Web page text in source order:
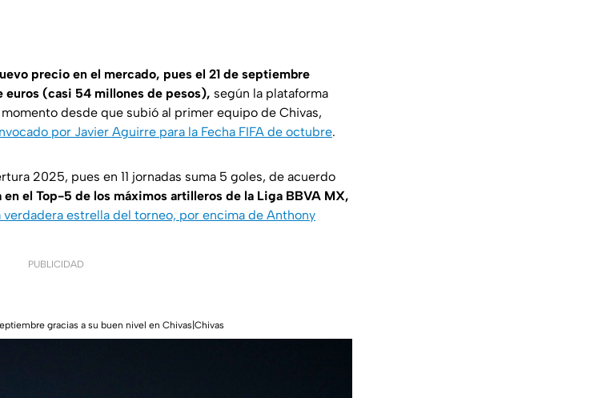
precio en el mercado, pues el 21 de septiembre
euros (casi 54 millones de pesos), según la plataforma
desde que subió al primer equipo de Chivas,
por Javier Aguirre para la Fecha FIFA de octubre.
2025, pues en 11 jornadas suma 5 goles, de acuerdo
en el Top-5 de los máximos artilleros de la Liga BBVA MX,
verdadera estrella del torneo, por encima de Anthony
PUBLICIDAD
gracias a su buen nivel en Chivas|Chivas